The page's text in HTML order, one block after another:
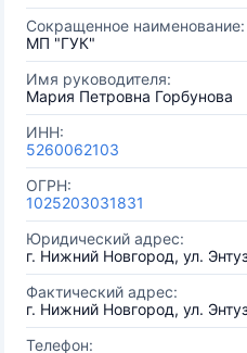
Сокращенное наименование:
МП "ГУК"
Имя руководителя:
Мария Петровна Горбунова
ИНН:
5260062103
ОГРН:
1025203031831
Юридический адрес:
г. Нижний Новгород, ул.
Фактический адрес:
г. Нижний Новгород, ул.
Телефон: